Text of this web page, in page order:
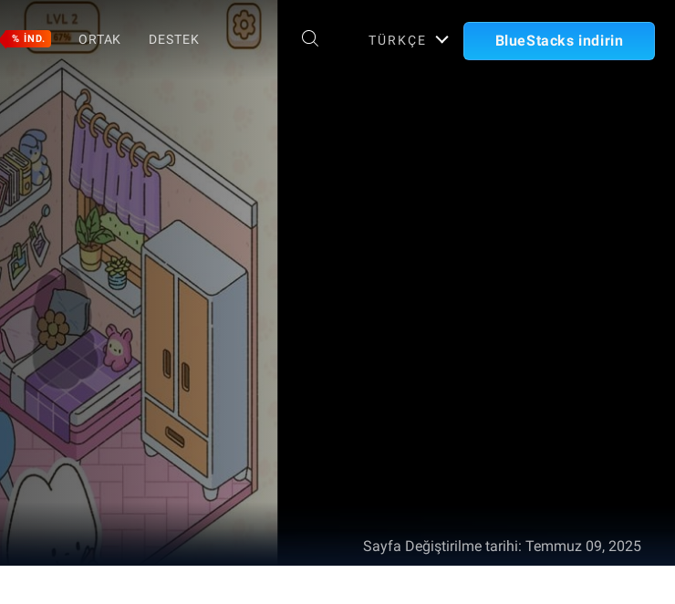
% IND. ORTAK DESTEK TÜRKÇE BlueStacks indirin
Sayfa Değiştirilme tarihi: Temmuz 09, 2025